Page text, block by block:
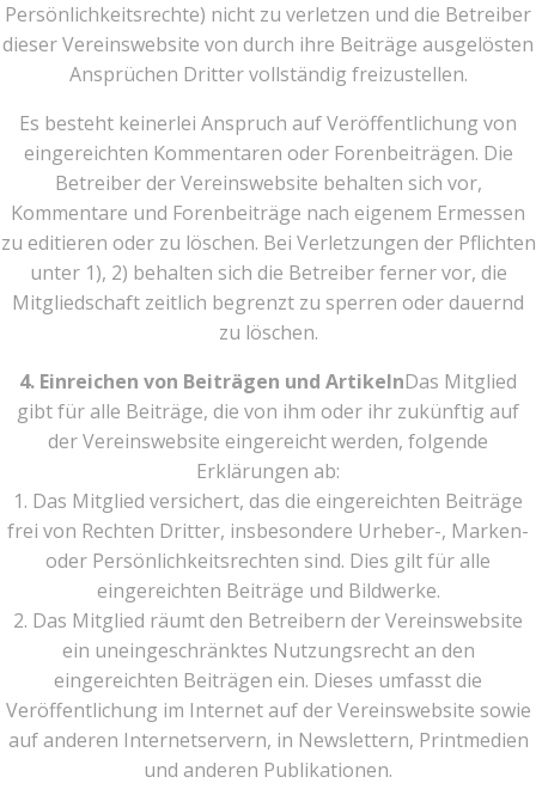
Persönlichkeitsrechte) nicht zu verletzen und die Betreiber
dieser Vereinswebsite von durch ihre Beiträge ausgelösten
Ansprüchen Dritter vollständig freizustellen.
Es besteht keinerlei Anspruch auf Veröffentlichung von
eingereichten Kommentaren oder Forenbeiträgen. Die
Betreiber der Vereinswebsite behalten sich vor,
Kommentare und Forenbeiträge nach eigenem Ermessen
zu editieren oder zu löschen. Bei Verletzungen der Pflichten
unter 1), 2) behalten sich die Betreiber ferner vor, die
Mitgliedschaft zeitlich begrenzt zu sperren oder dauernd
zu löschen.
4. Einreichen von Beiträgen und ArtikelnDas Mitglied
gibt für alle Beiträge, die von ihm oder ihr zukünftig auf
der Vereinswebsite eingereicht werden, folgende
Erklärungen ab:
1. Das Mitglied versichert, das die eingereichten Beiträge
frei von Rechten Dritter, insbesondere Urheber-, Marken-
oder Persönlichkeitsrechten sind. Dies gilt für alle
eingereichten Beiträge und Bildwerke.
2. Das Mitglied räumt den Betreibern der Vereinswebsite
ein uneingeschränktes Nutzungsrecht an den
eingereichten Beiträgen ein. Dieses umfasst die
Veröffentlichung im Internet auf der Vereinswebsite sowie
auf anderen Internetservern, in Newslettern, Printmedien
und anderen Publikationen.